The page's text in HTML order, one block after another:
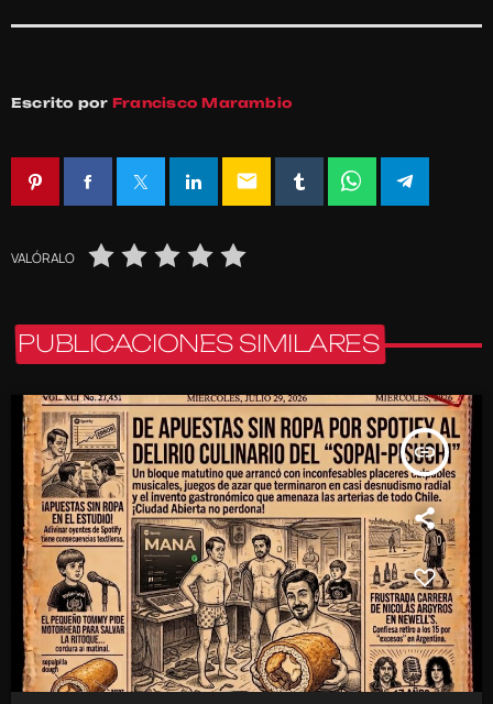
Escrito por Francisco Marambio
email
VALÓRALO
PUBLICACIONES SIMILARES
insert_link